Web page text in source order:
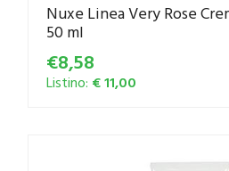
Nuxe Linea Very Rose
50 ml
€8,58
Listino: € 11,00